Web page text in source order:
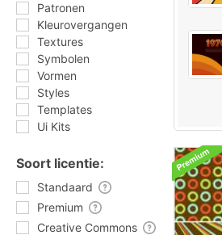
Patronen
Kleurovergangen
Textures
Symbolen
Vormen
Styles
Templates
Ui Kits
Soort licentie:
Standaard
Premium
Creative Commons